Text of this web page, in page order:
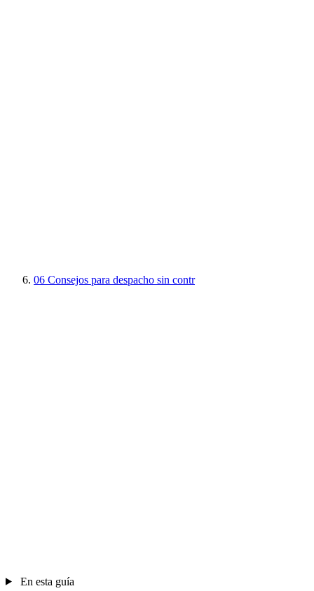
06 Consejos para despacho sin contr
En esta guía